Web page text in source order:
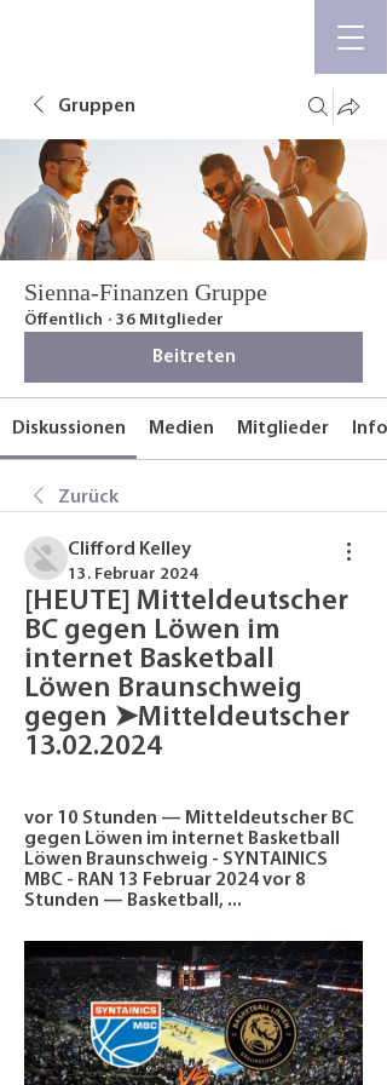
Gruppen
Sienna-Finanzen Gruppe
Öffentlich · 36 Mitglieder
Beitreten
Diskussionen Medien Mitglieder Info
Zurück
Clifford Kelley
13. Februar 2024
[HEUTE] Mitteldeutscher
BC gegen Löwen im
internet Basketball
Löwen Braunschweig
gegen ➤Mitteldeutscher
13.02.2024
vor 10 Stunden — Mitteldeutscher BC
gegen Löwen im internet Basketball
Löwen Braunschweig - SYNTAINICS
MBC - RAN 13 Februar 2024 vor 8
Stunden — Basketball, ...